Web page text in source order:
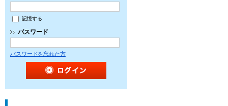
記憶する
パスワード
パスワードを忘れた方